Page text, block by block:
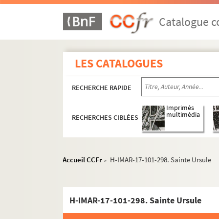
Catalogue
LES CATALOGUES
RECHERCHE RAPIDE
RECHERCHES CIBLÉES
Imprimés
multimédia
Accueil CCFr > H-IMAR-17-101-298. Sainte Ursule
H-IMAR-17-101-298. Sainte Ursule
Images du fonds Humbert, Images religieuses
H-IMAR-13-49-113 à H-IMAR-13-82-
H-IMAR-13-83-181 à H-IMAR-14-122-
H-IMAR-14-123-304 à H-IMAR-14-133-
H-IMAR-15-1-1 à H-IMAR-15-92-291.
H-IMAR-16-1-1 à H-IMAR-16-147-394.
H-IMAR-17-1-1 à H-IMAR-17-90-270.
H-IMAR-17-97-281. Saint Ubald, évêque
H-IMAR-17-97-282. Saint Ubald, évêque